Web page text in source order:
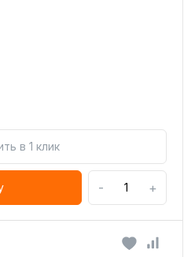
в 1 клик
- +